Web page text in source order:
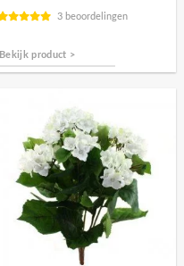
3 beoordelingen
Bekijk product >